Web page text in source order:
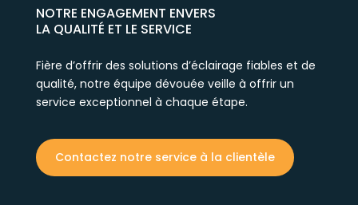
NOTRE ENGAGEMENT ENVERS
LA QUALITÉ ET LE SERVICE
Fière d’offrir des solutions d’éclairage fiables et de
qualité, notre équipe dévouée veille à offrir un
service exceptionnel à chaque étape.
Contactez notre service à la clientèle